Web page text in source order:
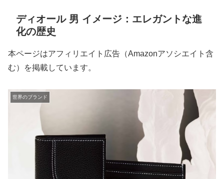
ディオール 男 イメージ：エレガントな進
化の歴史
本ページはアフィリエイト広告（Amazonアソシエイト含
む）を掲載しています。
世界のブランド